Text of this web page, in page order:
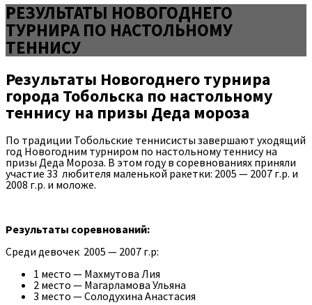
РЕЗУЛЬТАТЫ НОВОГОДНЕГО
ТУРНИРА ПО НАСТОЛЬНОМУ
ТЕННИСУ
Результаты Новогоднего турнира
города Тобольска по настольному
теннису на призы Деда мороза
По традиции Тобольские теннисисты завершают уходящий
год Новогодним турниром по настольному теннису на
призы Деда Мороза. В этом году в соревнованиях приняли
участие 33 любителя маленькой ракетки: 2005 — 2007 г.р. и
2008 г.р. и моложе.
Результаты соревнований:
Среди девочек 2005 — 2007 г.р:
1 место — Махмутова Лия
2 место — Магарламова Ульяна
3 место — Солодухина Анастасия